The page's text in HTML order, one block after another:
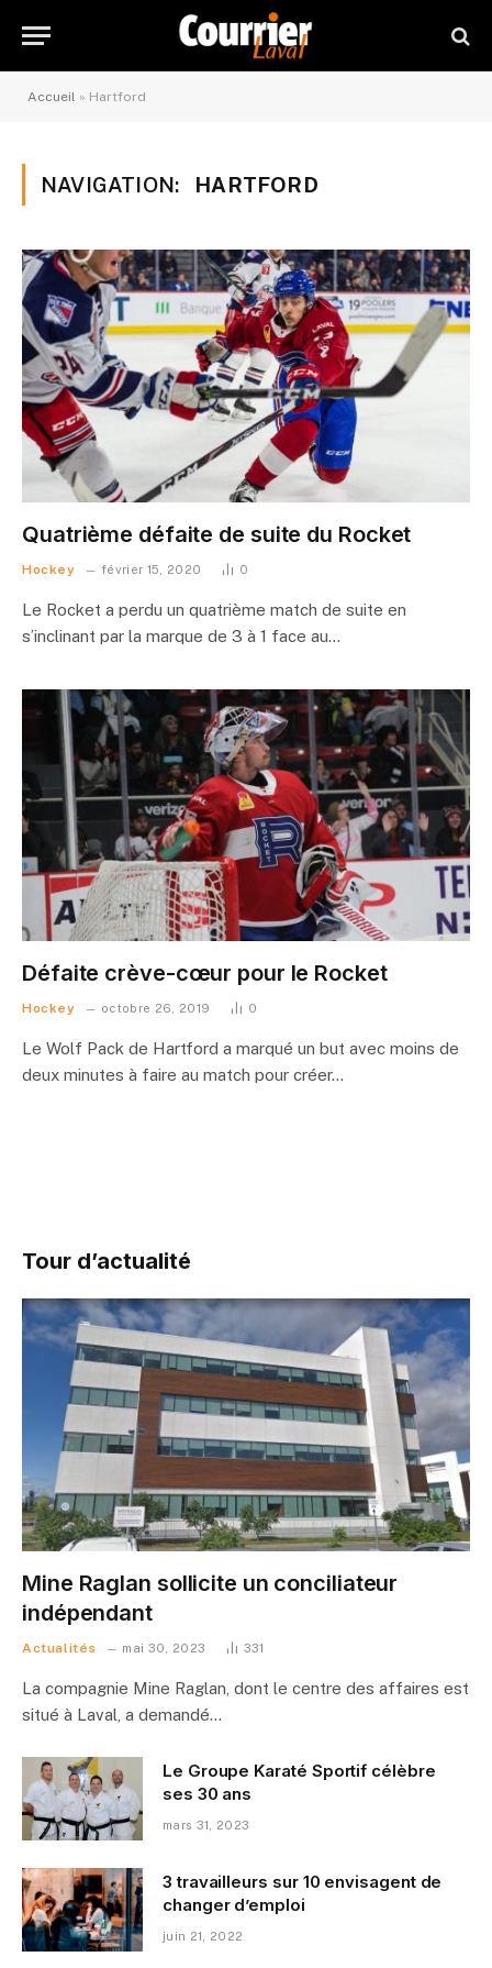
Accueil » Hartford
NAVIGATION: HARTFORD
Quatrième défaite de suite du Rocket
Hockey février 15, 2020 0
Le Rocket a perdu un quatrième match de suite en
s’inclinant par la marque de 3 à 1 face au…
Défaite crève-cœur pour le Rocket
Hockey octobre 26, 2019 0
Le Wolf Pack de Hartford a marqué un but avec moins de
deux minutes à faire au match pour créer…
Tour d’actualité
Mine Raglan sollicite un conciliateur
indépendant
Actualités mai 30, 2023 331
La compagnie Mine Raglan, dont le centre des affaires est
situé à Laval, a demandé…
Le Groupe Karaté Sportif célèbre
ses 30 ans
mars 31, 2023
3 travailleurs sur 10 envisagent de
changer d’emploi
juin 21, 2022